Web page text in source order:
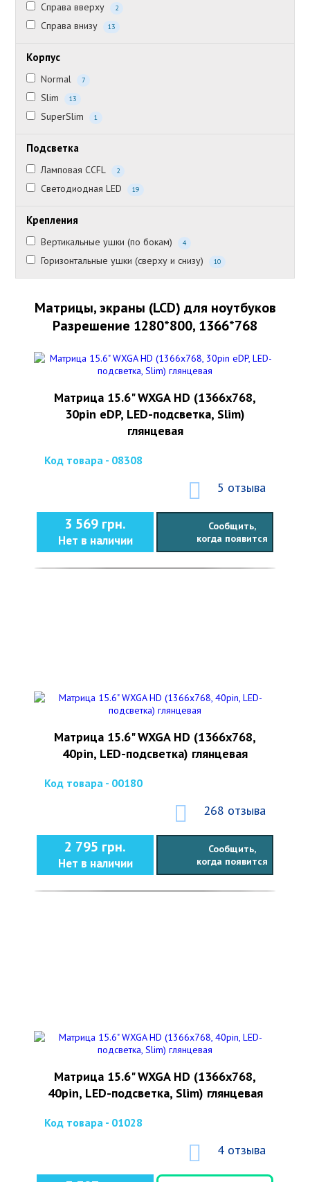
Справа вверху 2
Справа внизу 13
Корпус
Normal 7
Slim 13
SuperSlim 1
Подсветка
Ламповая CCFL 2
Светодиодная LED 19
Крепления
Вертикальные ушки (по бокам) 4
Горизонтальные ушки (сверху и снизу) 10
Матрицы, экраны (LCD) для ноутбуков
Разрешение 1280*800, 1366*768
Матрица 15.6" WXGA HD (1366x768,
30pin eDP, LED-подсветка, Slim)
глянцевая
Код товара - 08308
5 отзыва
3 569 грн.
Нет в наличии
Сообщить,
когда появится
Матрица 15.6" WXGA HD (1366x768,
40pin, LED-подсветка) глянцевая
Код товара - 00180
268 отзыва
2 795 грн.
Нет в наличии
Сообщить,
когда появится
Матрица 15.6" WXGA HD (1366x768,
40pin, LED-подсветка, Slim) глянцевая
Код товара - 01028
4 отзыва